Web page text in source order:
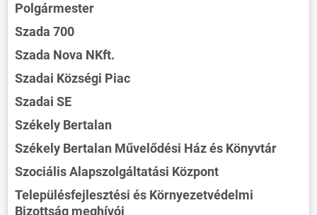
Polgármester
Szada 700
Szada Nova NKft.
Szadai Községi Piac
Szadai SE
Székely Bertalan
Székely Bertalan Művelődési Ház és Könyvtár
Szociális Alapszolgáltatási Központ
Településfejlesztési és Környezetvédelmi
Bizottság meghívói